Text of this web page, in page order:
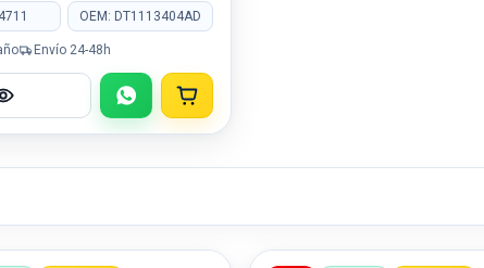
OEM: DT1113404AD
Envío 24-48h